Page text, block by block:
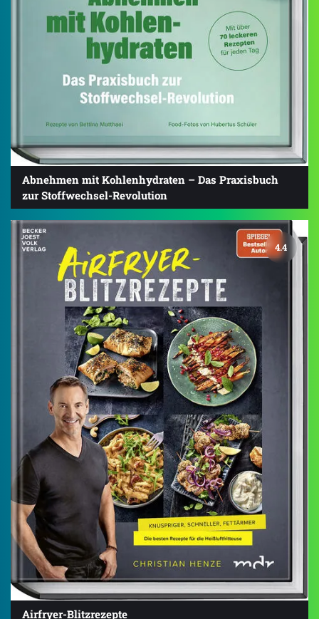
Abnehmen mit Kohlenhydraten – Das Praxisbuch
zur Stoffwechsel-Revolution
4.4
Airfryer-Blitzrezepte